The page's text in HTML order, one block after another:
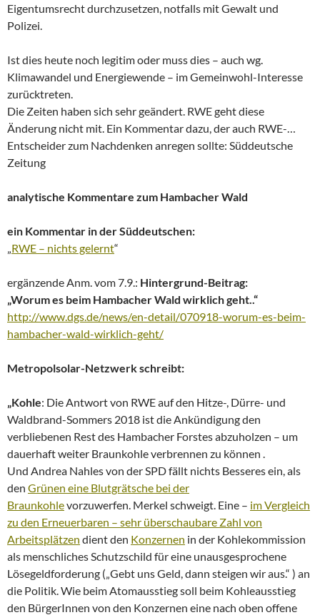
Eigentumsrecht durchzusetzen, notfalls mit Gewalt und
Polizei.
Ist dies heute noch legitim oder muss dies – auch wg.
Klimawandel und Energiewende – im Gemeinwohl-Interesse
zurücktreten.
Die Zeiten haben sich sehr geändert. RWE geht diese
Änderung nicht mit. Ein Kommentar dazu, der auch RWE-…
Entscheider zum Nachdenken anregen sollte: Süddeutsche
Zeitung
analytische Kommentare zum Hambacher Wald
ein Kommentar in der Süddeutschen:
„RWE – nichts gelernt“
ergänzende Anm. vom 7.9.: Hintergrund-Beitrag:
„Worum es beim Hambacher Wald wirklich geht..“
http://www.dgs.de/news/en-detail/070918-worum-es-beim-
hambacher-wald-wirklich-geht/
Metropolsolar-Netzwerk schreibt:
„Kohle: Die Antwort von RWE auf den Hitze-, Dürre- und
Waldbrand-Sommers 2018 ist die Ankündigung den
verbliebenen Rest des Hambacher Forstes abzuholzen – um
dauerhaft weiter Braunkohle verbrennen zu können .
Und Andrea Nahles von der SPD fällt nichts Besseres ein, als
den Grünen eine Blutgrätsche bei der
Braunkohlevorzuwerfen. Merkel schweigt. Eine – im Vergleich
zu den Erneuerbaren – sehr überschaubare Zahl von
Arbeitsplätzen dient den Konzernen in der Kohlekommission
als menschliches Schutzschild für eine unausgesprochene
Lösegeldforderung („Gebt uns Geld, dann steigen wir aus.“ ) an
die Politik. Wie beim Atomausstieg soll beim Kohleausstieg
den BürgerInnen von den Konzernen eine nach oben offene